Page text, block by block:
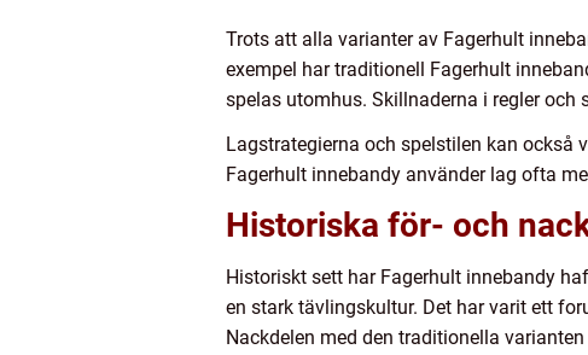
Trots att alla varianter av Fagerhult
exempel har traditionell Fagerhult
spelas utomhus. Skillnaderna i regler och
Lagstrategierna och spelstilen kan också
Fagerhult innebandy använder lag ofta
Historiska för- och
Historiskt sett har Fagerhult innebandy
en stark tävlingskultur. Det har varit ett
Nackdelen med den traditionella